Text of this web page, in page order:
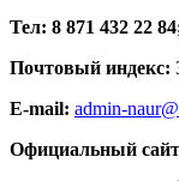
Тел: 8 871 432 22
Почтовый индекс:
E-mail: admin-
Официальный